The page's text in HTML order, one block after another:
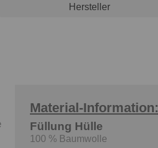
Hersteller
Material-Information:
Füllung Hülle
100 % Baumwolle